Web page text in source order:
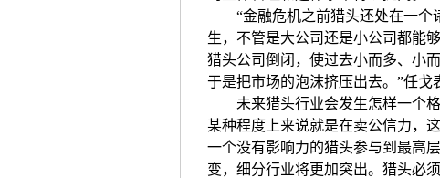
“金融危机之前猎头还处在一个
生，不管是大公司还是小公司都能
猎头公司倒闭，使过去小而多、小
于是把市场的泡沫挤压出去。”任戈
未来猎头行业会发生怎样一个格
某种程度上来说就是在卖公信力，
一个没有影响力的猎头参与到最高
变，细分行业将更加突出。猎头必